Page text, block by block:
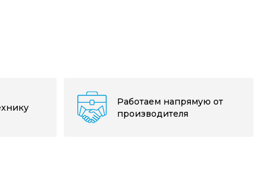
Работаем напрямую от
производителя